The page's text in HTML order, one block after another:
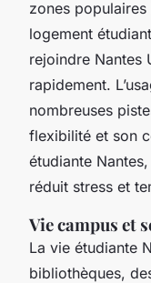
zones
logement
rejoindre Nantes
rapidement.
nombreuses
flexibilité et son
étudiante
réduit stress et
Vie campus et
La vie étudiante
bibliothèques,